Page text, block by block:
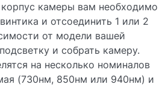
корпус камеры вам необходимо
и отсоединить 1 или 2
от модели вашей
и собрать камеру.
на несколько номиналов
(730нм, 850нм или 940нм) и